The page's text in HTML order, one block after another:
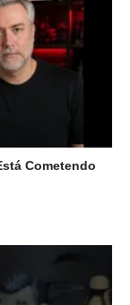
Cometendo